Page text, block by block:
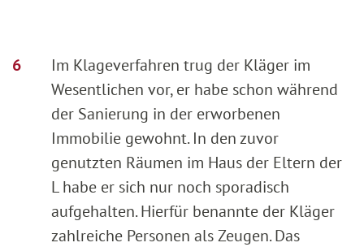
Im Klageverfahren trug der Kläger im
Wesentlichen vor, er habe schon während
der Sanierung in der erworbenen
Immobilie gewohnt. In den zuvor
genutzten Räumen im Haus der Eltern der
L habe er sich nur noch sporadisch
aufgehalten. Hierfür benannte der Kläger
zahlreiche Personen als Zeugen. Das